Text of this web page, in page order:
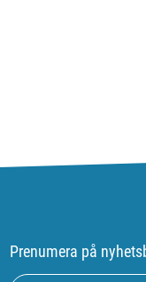
Prenumera på